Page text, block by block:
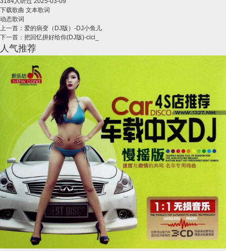
下载歌曲 文本歌词
动态歌词
上一首： 爱的病变（DJ版）-DJ小鱼儿
下一首： 把回忆拼好给你(DJ版)-cici_
人气推荐